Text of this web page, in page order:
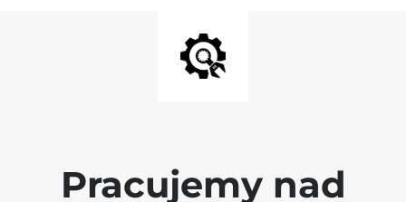
Pracujemy nad